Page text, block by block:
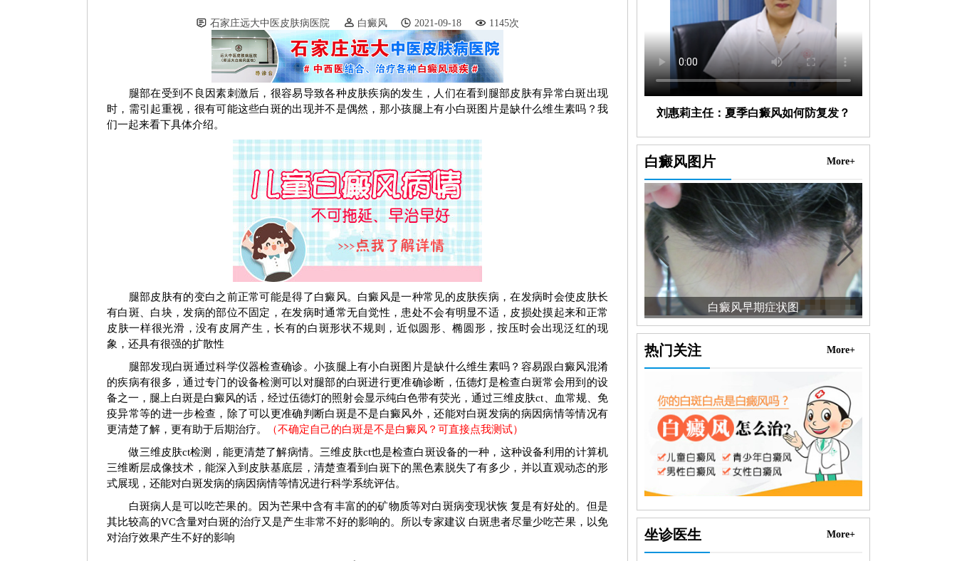
石家庄远大中医皮肤病医院 白癜风 2021-09-18 1145次
腿部在受到不良因素刺激后，很容易导致各种皮肤疾病的发生，人们在看到腿部皮肤有异常白斑出现
时，需引起重视，很有可能这些白斑的出现并不是偶然，那小孩腿上有小白斑图片是缺什么维生素吗？我
们一起来看下具体介绍。
腿部皮肤有的变白之前正常可能是得了白癜风。白癜风是一种常见的皮肤疾病，在发病时会使皮肤长
有白斑、白块，发病的部位不固定，在发病时通常无自觉性，患处不会有明显不适，皮损处摸起来和正常
皮肤一样很光滑，没有皮屑产生，长有的白斑形状不规则，近似圆形、椭圆形，按压时会出现泛红的现
象，还具有很强的扩散性
腿部发现白斑通过科学仪器检查确诊。小孩腿上有小白斑图片是缺什么维生素吗？容易跟白癜风混淆
的疾病有很多，通过专门的设备检测可以对腿部的白斑进行更准确诊断，伍德灯是检查白斑常会用到的设
备之一，腿上白斑是白癜风的话，经过伍德灯的照射会显示纯白色带有荧光，通过三维皮肤ct、血常规、免
疫异常等的进一步检查，除了可以更准确判断白斑是不是白癜风外，还能对白斑发病的病因病情等情况有
更清楚了解，更有助于后期治疗。
（不确定自己的白斑是不是白癜风？可直接点我测试）
做三维皮肤ct检测，能更清楚了解病情。三维皮肤ct也是检查白斑设备的一种，这种设备利用的计算机
三维断层成像技术，能深入到皮肤基底层，清楚查看到白斑下的黑色素脱失了有多少，并以直观动态的形
式展现，还能对白斑发病的病因病情等情况进行科学系统评估。
白斑病人是可以吃芒果的。因为芒果中含有丰富的的矿物质等对白斑病变现状恢 复是有好处的。但是
其比较高的VC含量对白斑的治疗又是产生非常不好的影响的。所以专家建议 白斑患者尽量少吃芒果，以免
对治疗效果产生不好的影响
。
刘惠莉主任：夏季白癜风如何防复发？
白癜风图片 More+
白癜风早期症状图 白癜风早期症状图 白癜风早期症状图 白癜风早期症状图
热门关注 More+
坐诊医生 More+